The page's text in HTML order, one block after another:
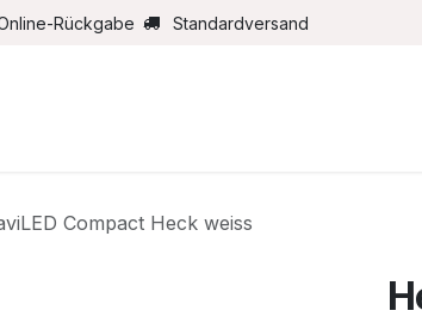
Rückgabe Standardversand
Compact Heck weiss